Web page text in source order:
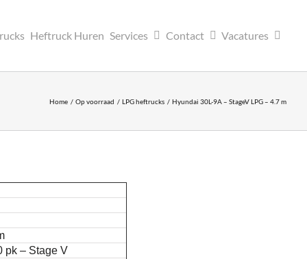
Heftruck Huren Services Contact Vacatures
Home Op voorraad LPG heftrucks Hyundai 30L-9A – StageV LPG – 4.7 m
pk – Stage V